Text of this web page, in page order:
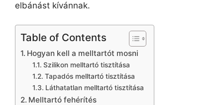
elbánást kívánnak.
Table of Contents
Hogyan kell a melltartót mosni
Szilikon melltartó tisztítása
Tapadós melltartó tisztítása
Láthatatlan melltartó tisztítása
Melltartó fehérítés